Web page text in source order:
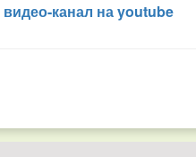
канал на youtube